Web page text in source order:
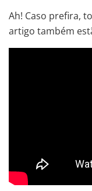
Ah! Caso prefira,
artigo também